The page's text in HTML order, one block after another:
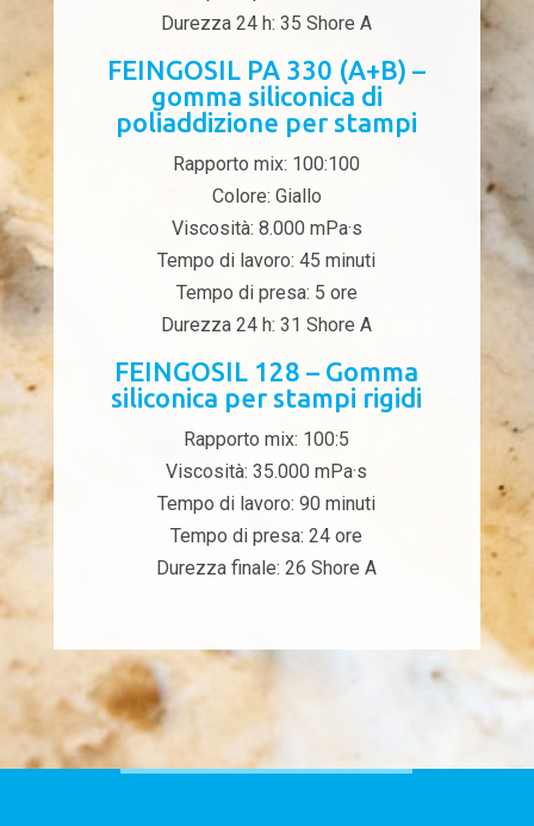
Durezza 24 h: 35 Shore A
FEINGOSIL PA 330 (A+B) –
gomma siliconica di
poliaddizione per stampi
Rapporto mix: 100:100
Colore: Giallo
Viscosità: 8.000 mPa·s
Tempo di lavoro: 45 minuti
Tempo di presa: 5 ore
Durezza 24 h: 31 Shore A
FEINGOSIL 128 – Gomma
siliconica per stampi rigidi
Rapporto mix: 100:5
Viscosità: 35.000 mPa·s
Tempo di lavoro: 90 minuti
Tempo di presa: 24 ore
Durezza finale: 26 Shore A